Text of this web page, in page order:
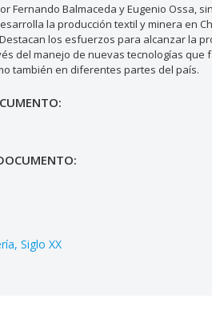
Fernando Balmaceda y Eugenio Ossa,
la producción textil y minera en
los esfuerzos para alcanzar la
del manejo de nuevas tecnologías
también en diferentes partes del país.
Siglo XX